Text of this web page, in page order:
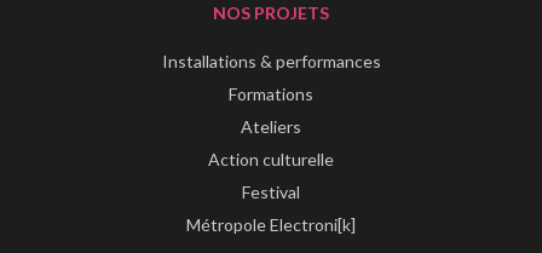
NOS PROJETS
Installations & performances
Formations
Ateliers
Action culturelle
Festival
Métropole Electroni[k]